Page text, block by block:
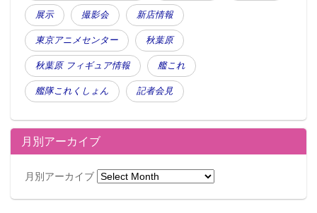
展示 撮影会 新店情報
東京アニメセンター 秋葉原
秋葉原 フィギュア情報 艦これ
艦隊これくしょん 記者会見
月別アーカイブ
月別アーカイブ